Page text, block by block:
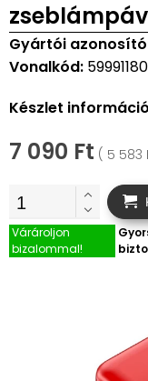
Gyártói
Vonalkód:
Készlet információ
7 090 Ft ( 5 583
Várároljon
bizalommal!